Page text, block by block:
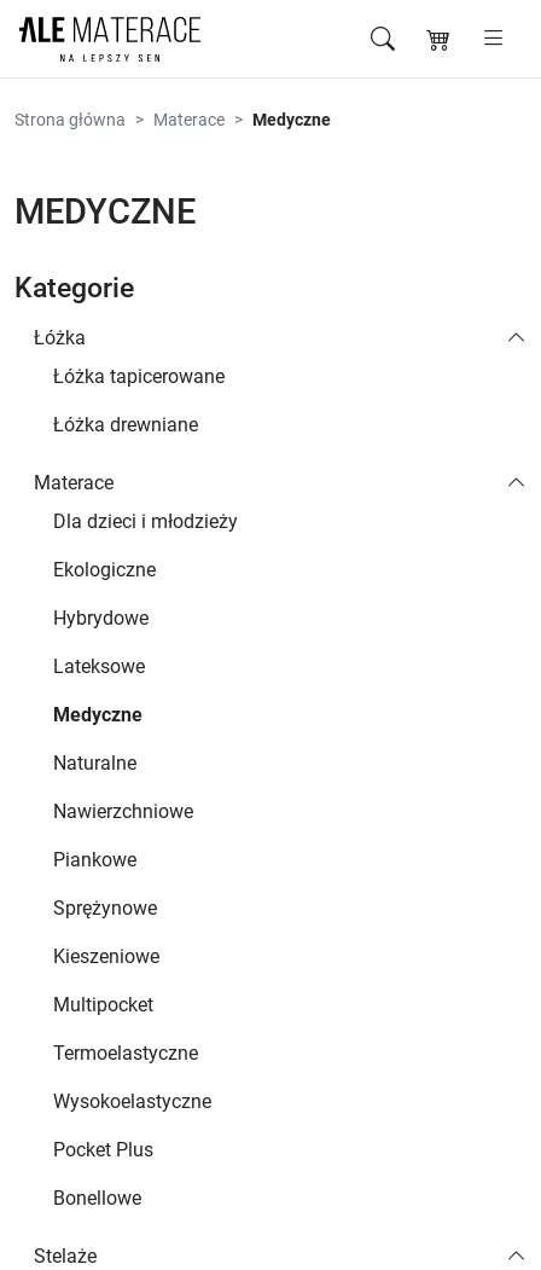
Przejdź do zawartości
Strona główna Materace Medyczne
MEDYCZNE
Kategorie
Łóżka
Łóżka tapicerowane
Łóżka drewniane
Materace
Dla dzieci i młodzieży
Ekologiczne
Hybrydowe
Lateksowe
Medyczne
Naturalne
Nawierzchniowe
Piankowe
Sprężynowe
Kieszeniowe
Multipocket
Termoelastyczne
Wysokoelastyczne
Pocket Plus
Bonellowe
Stelaże